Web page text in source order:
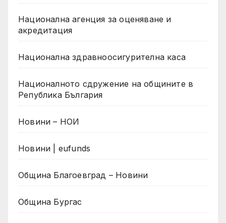
Национална агенция за оценяване и
акредитация
Национална здравноосигурителна каса
Националното сдружение на общините в
Република България
Новини – НОИ
Новини | eufunds
Община Благоевград – Новини
Община Бургас